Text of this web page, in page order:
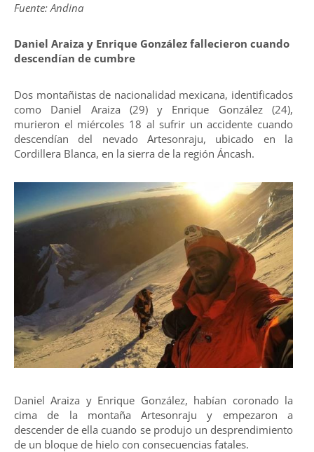
Fuente: Andina
Daniel Araiza y Enrique González fallecieron cuando
descendían de cumbre
Dos montañistas de nacionalidad mexicana, identificados
como Daniel Araiza (29) y Enrique González (24),
murieron el miércoles 18 al sufrir un accidente cuando
descendían del nevado Artesonraju, ubicado en la
Cordillera Blanca, en la sierra de la región Áncash.
Daniel Araiza y Enrique González, habían coronado la
cima de la montaña Artesonraju y empezaron a
descender de ella cuando se produjo un desprendimiento
de un bloque de hielo con consecuencias fatales.